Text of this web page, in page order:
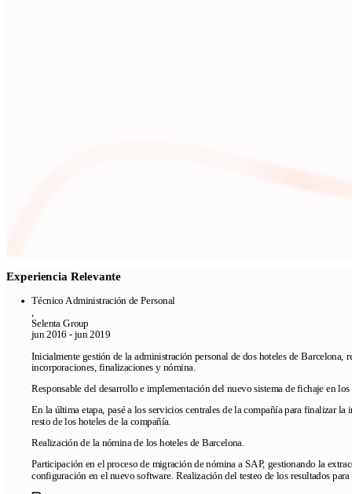
Experiencia Relevante
Técnico Administración de Personal
Selenta Group
jun 2016 - jun 2019
Inicialmente gestión de la administración personal de dos hoteles de Barcelona,
incorporaciones, finalizaciones y nómina.
Responsable del desarrollo e implementación del nuevo sistema de fichaje en
En la última etapa, pasé a los servicios centrales de la compañía para finalizar
resto de los hoteles de la compañía.
Realización de la nómina de los hoteles de Barcelona.
Participación en el proceso de migración de nómina a SAP, gestionando la
configuración en el nuevo software. Realización del testeo de los resultados